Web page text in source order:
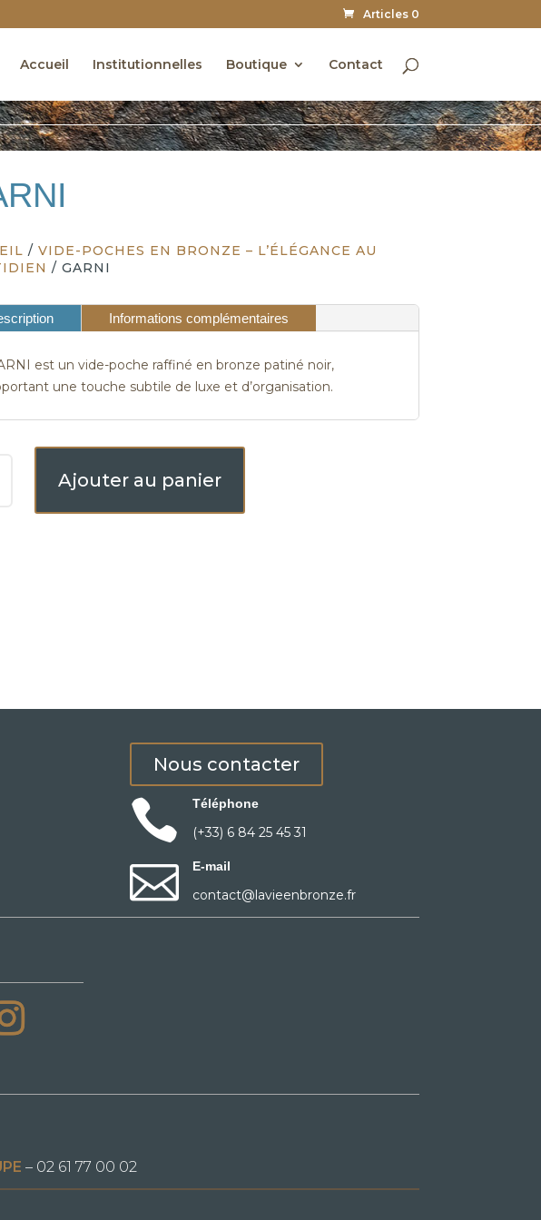
Articles 0
Accueil Institutionnelles Boutique Contact
/ VIDE-POCHES EN BRONZE – L’ÉLÉGANCE AU
/ GARNI
Informations complémentaires
est un vide-poche raffiné en bronze patiné noir,
une touche subtile de luxe et d’organisation.
Ajouter au panier
Nous contacter
 Téléphone
(+33) 6 84 25 45 31
 E-mail
contact@lavieenbronze.fr
– 02 61 77 00 02